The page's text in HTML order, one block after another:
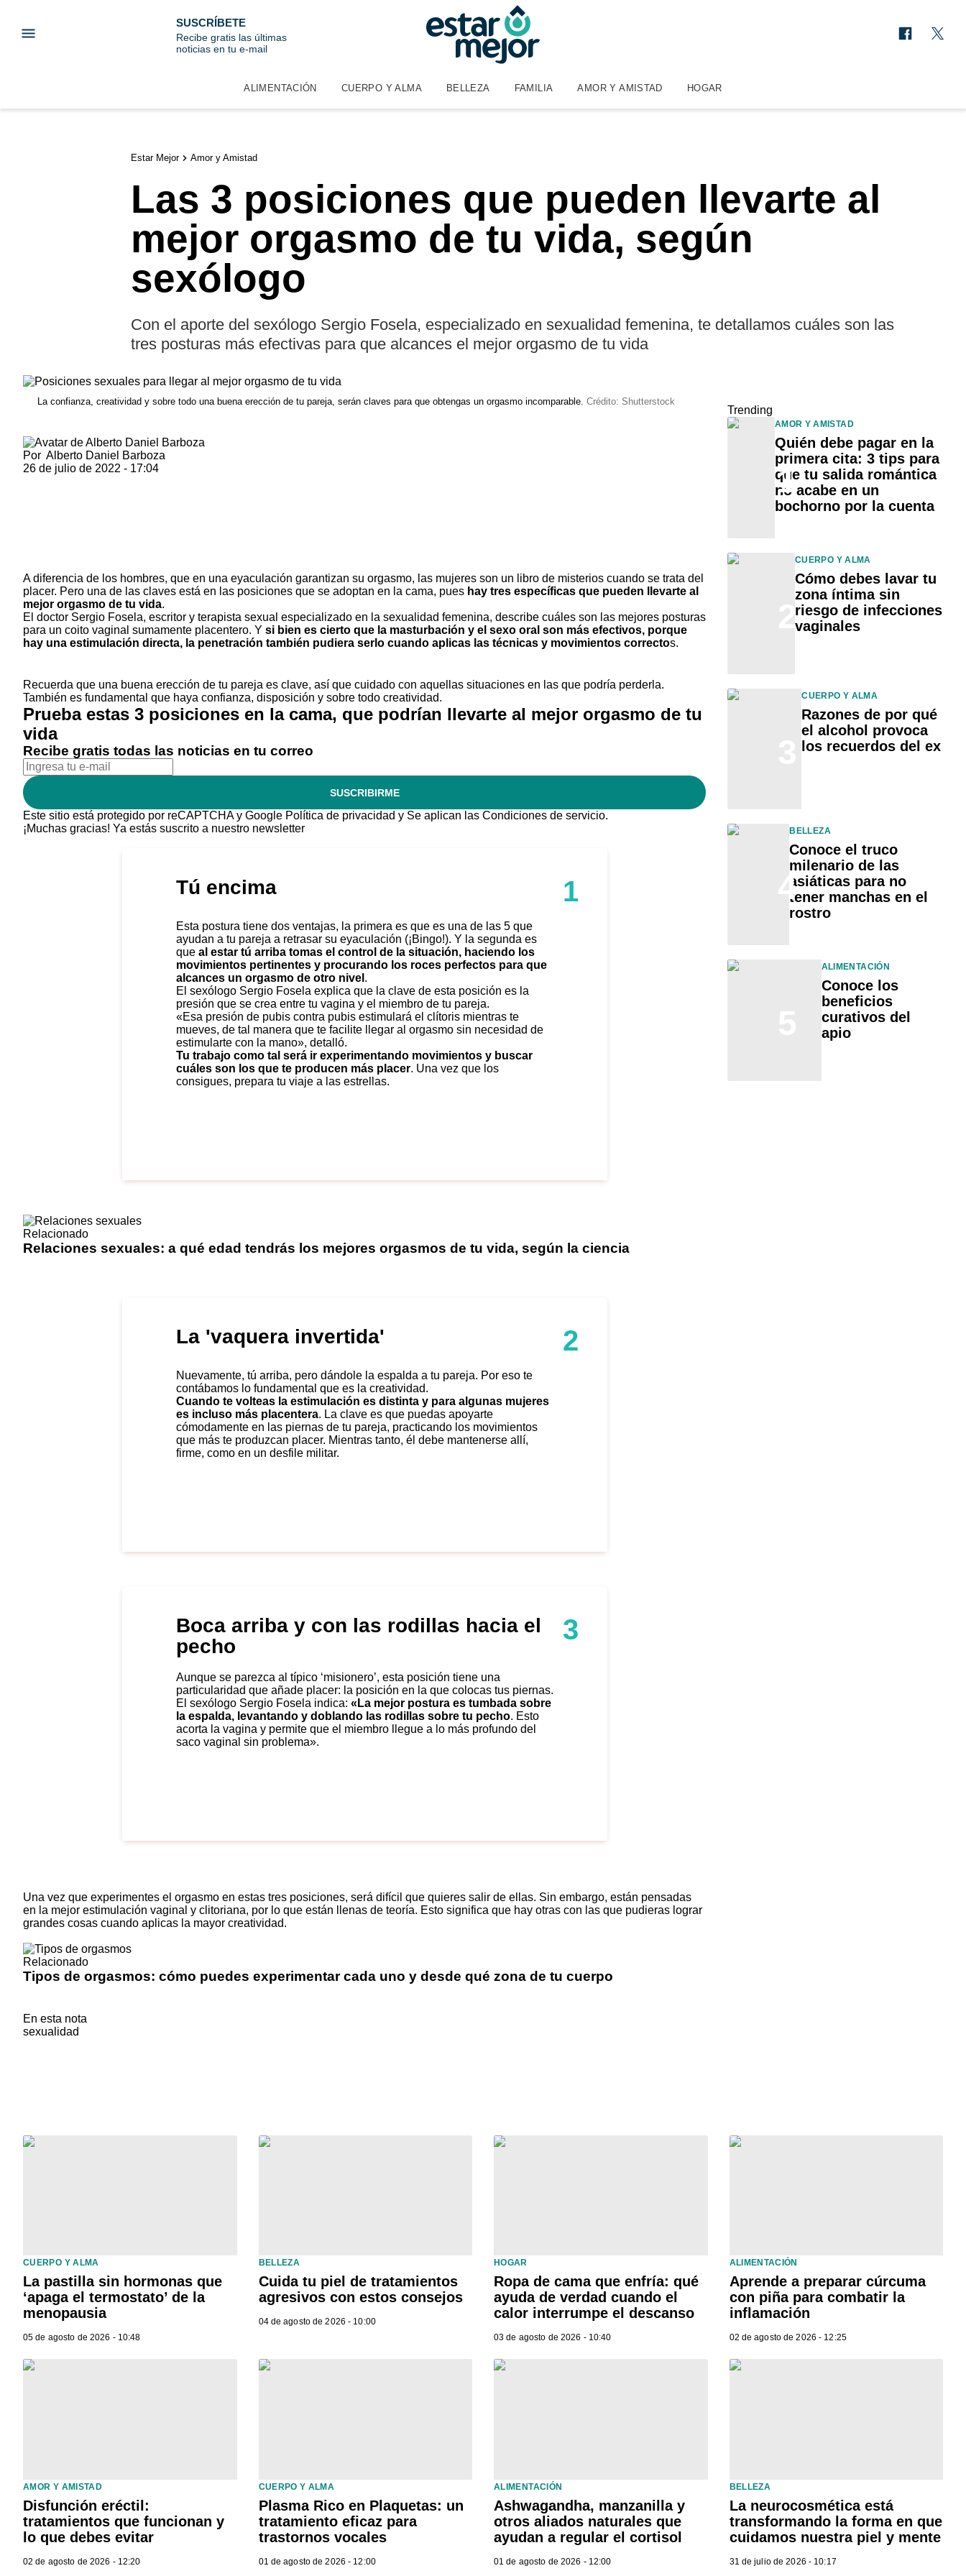
SUSCRÍBETE
Recibe gratis las últimas
noticias en tu e-mail
ALIMENTACIÓN CUERPO Y ALMA BELLEZA FAMILIA AMOR Y AMISTAD HOGAR
Estar Mejor Amor y Amistad
Las 3 posiciones que pueden llevarte al
mejor orgasmo de tu vida, según
sexólogo
Con el aporte del sexólogo Sergio Fosela, especializado en sexualidad femenina, te detallamos cuáles son las
tres posturas más efectivas para que alcances el mejor orgasmo de tu vida
La confianza, creatividad y sobre todo una buena erección de tu pareja, serán claves para que obtengas un orgasmo incomparable. Crédito: Shutterstock
Por Alberto Daniel Barboza
26 de julio de 2022 - 17:04
A diferencia de los hombres, que en una eyaculación garantizan su orgasmo, las mujeres son un libro de misterios cuando se trata del
placer. Pero una de las claves está en las posiciones que se adoptan en la cama, pues hay tres específicas que pueden llevarte al
mejor orgasmo de tu vida.
El doctor Sergio Fosela, escritor y terapista sexual especializado en la sexualidad femenina, describe cuáles son las mejores posturas
para un coito vaginal sumamente placentero. Y si bien es cierto que la masturbación y el sexo oral son más efectivos, porque
hay una estimulación directa, la penetración también pudiera serlo cuando aplicas las técnicas y movimientos correctos.
Recuerda que una buena erección de tu pareja es clave, así que cuidado con aquellas situaciones en las que podría perderla.
También es fundamental que haya confianza, disposición y sobre todo creatividad.
Prueba estas 3 posiciones en la cama, que podrían llevarte al mejor orgasmo de tu
vida
Recibe gratis todas las noticias en tu correo
SUSCRIBIRME
Este sitio está protegido por reCAPTCHA y Google Política de privacidad y Se aplican las Condiciones de servicio.
¡Muchas gracias! Ya estás suscrito a nuestro newsletter
Tú encima 1
Esta postura tiene dos ventajas, la primera es que es una de las 5 que
ayudan a tu pareja a retrasar su eyaculación (¡Bingo!). Y la segunda es
que al estar tú arriba tomas el control de la situación, haciendo los
movimientos pertinentes y procurando los roces perfectos para que
alcances un orgasmo de otro nivel .
El sexólogo Sergio Fosela explica que la clave de esta posición es la
presión que se crea entre tu vagina y el miembro de tu pareja.
«Esa presión de pubis contra pubis estimulará el clítoris mientras te
mueves, de tal manera que te facilite llegar al orgasmo sin necesidad de
estimularte con la mano», detalló.
Tu trabajo como tal será ir experimentando movimientos y buscar
cuáles son los que te producen más placer. Una vez que los
consigues, prepara tu viaje a las estrellas.
Relacionado
Relaciones sexuales: a qué edad tendrás los mejores orgasmos de tu vida, según la ciencia
La 'vaquera invertida' 2
Nuevamente, tú arriba, pero dándole la espalda a tu pareja. Por eso te
contábamos lo fundamental que es la creatividad.
Cuando te volteas la estimulación es distinta y para algunas mujeres
es incluso más placentera. La clave es que puedas apoyarte
cómodamente en las piernas de tu pareja, practicando los movimientos
que más te produzcan placer. Mientras tanto, él debe mantenerse allí,
firme, como en un desfile militar.
Boca arriba y con las rodillas hacia el
pecho
3
Aunque se parezca al típico ‘misionero’, esta posición tiene una
particularidad que añade placer: la posición en la que colocas tus piernas.
El sexólogo Sergio Fosela indica: «La mejor postura es tumbada sobre
la espalda, levantando y doblando las rodillas sobre tu pecho. Esto
acorta la vagina y permite que el miembro llegue a lo más profundo del
saco vaginal sin problema».
Una vez que experimentes el orgasmo en estas tres posiciones, será difícil que quieres salir de ellas. Sin embargo, están pensadas
en la mejor estimulación vaginal y clitoriana, por lo que están llenas de teoría. Esto significa que hay otras con las que pudieras lograr
grandes cosas cuando aplicas la mayor creatividad.
Relacionado
Tipos de orgasmos: cómo puedes experimentar cada uno y desde qué zona de tu cuerpo
En esta nota
sexualidad
Trending
1
AMOR Y AMISTAD
Quién debe pagar en la
primera cita: 3 tips para
que tu salida romántica
no acabe en un
bochorno por la cuenta
2
CUERPO Y ALMA
Cómo debes lavar tu
zona íntima sin
riesgo de infecciones
vaginales
CUERPO Y ALMA
Razones de por qué
el alcohol provoca
los recuerdos del ex
4
BELLEZA
Conoce el truco
milenario de las
asiáticas para no
tener manchas en el
rostro
ALIMENTACIÓN
Conoce los
beneficios
curativos del
apio
CUERPO Y ALMA
La pastilla sin hormonas que
‘apaga el termostato’ de la
menopausia
05 de agosto de 2026 - 10:48
BELLEZA
Cuida tu piel de tratamientos
agresivos con estos consejos
04 de agosto de 2026 - 10:00
HOGAR
Ropa de cama que enfría: qué
ayuda de verdad cuando el
calor interrumpe el descanso
03 de agosto de 2026 - 10:40
ALIMENTACIÓN
Aprende a preparar cúrcuma
con piña para combatir la
inflamación
02 de agosto de 2026 - 12:25
AMOR Y AMISTAD
Disfunción eréctil:
tratamientos que funcionan y
lo que debes evitar
02 de agosto de 2026 - 12:20
CUERPO Y ALMA
Plasma Rico en Plaquetas: un
tratamiento eficaz para
trastornos vocales
01 de agosto de 2026 - 12:00
ALIMENTACIÓN
Ashwagandha, manzanilla y
otros aliados naturales que
ayudan a regular el cortisol
01 de agosto de 2026 - 12:00
BELLEZA
La neurocosmética está
transformando la forma en que
cuidamos nuestra piel y mente
31 de julio de 2026 - 10:17